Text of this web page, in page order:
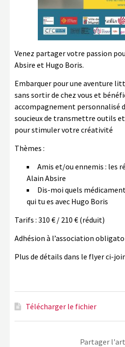
Venez partager votre passion
Absire et Hugo Boris.
Embarquer pour une aventure
sans sortir de chez vous et
accompagnement personnalisé
soucieux de transmettre outils
pour stimuler votre créativité
Thèmes :
Amis et/ou ennemis : les
Alain Absire
Dis-moi quels
qui tu es avec Hugo Boris
Tarifs : 310 € / 210 € (réduit)
Adhésion à l’association
Plus de détails dans le flyer ci-
Télécharger le fichier
Partager